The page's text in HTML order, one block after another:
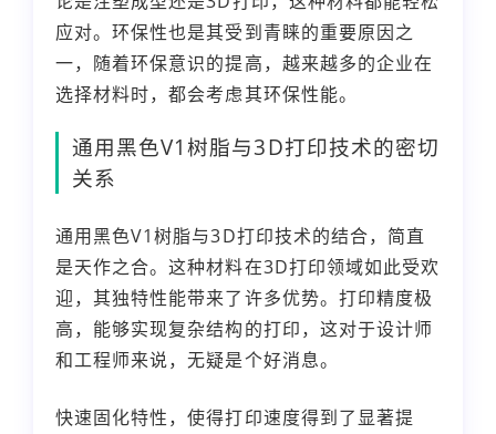
应对。环保性也是其受到青睐的重要原因之
一，随着环保意识的提高，越来越多的企业在
选择材料时，都会考虑其环保性能。
通用黑色V1树脂与3D打印技术的密切
关系
通用黑色V1树脂与3D打印技术的结合，简直
是天作之合。这种材料在3D打印领域如此受欢
迎，其独特性能带来了许多优势。打印精度极
高，能够实现复杂结构的打印，这对于设计师
和工程师来说，无疑是个好消息。
快速固化特性，使得打印速度得到了显著提